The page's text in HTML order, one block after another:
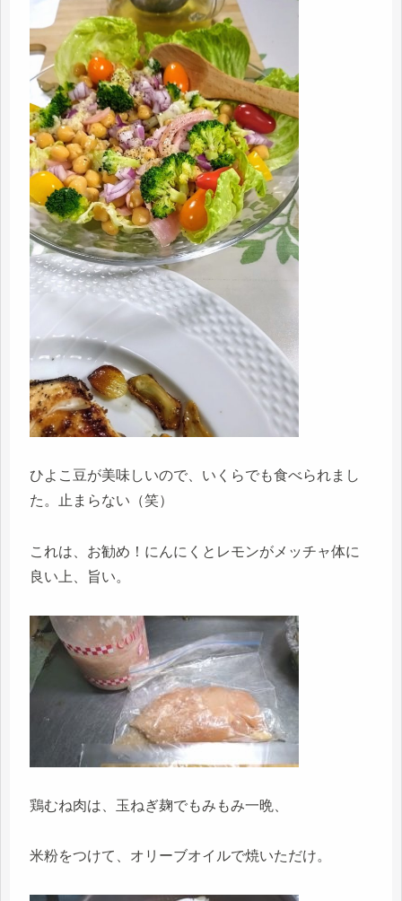
ひよこ豆が美味しいので、いくらでも食べられまし
た。止まらない（笑）
これは、お勧め！にんにくとレモンがメッチャ体に
良い上、旨い。
鶏むね肉は、玉ねぎ麹でもみもみ一晩、
米粉をつけて、オリーブオイルで焼いただけ。